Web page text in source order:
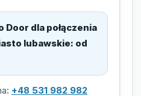
Door dla połączenia
lubawskie: od
+48 531 982 982